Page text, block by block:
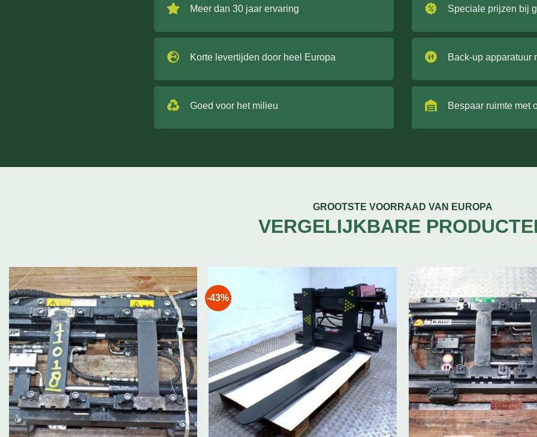
Meer dan 30 jaar ervaring
Korte levertijden door heel Europa
Goed voor het milieu
Speciale prijzen bij
Back-up apparatuur
Bespaar ruimte met
GROOTSTE VOORRAAD VAN EUROPA
VERGELIJKBARE
-43%